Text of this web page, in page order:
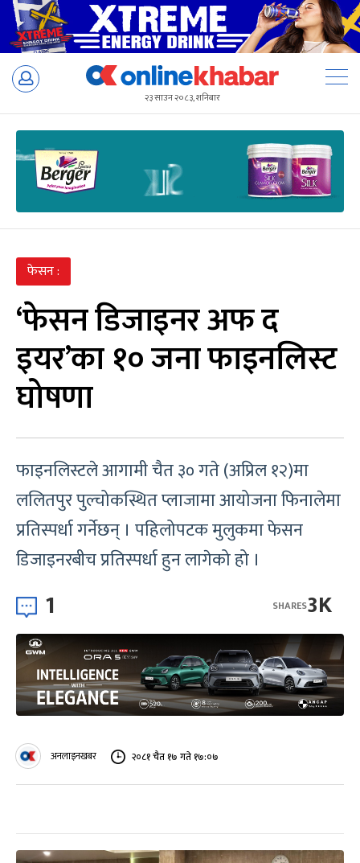
Skip
२३ साउन २०८३, शनिबार
फेसन :
‘फेसन डिजाइनर अफ द
इयर’का १० जना फाइनलिस्ट
घोषणा
फाइनलिस्टले आगामी चैत ३० गते (अप्रिल १२)मा
ललितपुर पुल्चोकस्थित प्लाजामा आयोजना फिनालेमा
प्रतिस्पर्धा गर्नेछन् । पहिलोपटक मुलुकमा फेसन
डिजाइनरबीच प्रतिस्पर्धा हुन लागेको हो ।
1 3K
SHARES
अनलाइनखबर २०८१ चैत १७ गते १७:०७